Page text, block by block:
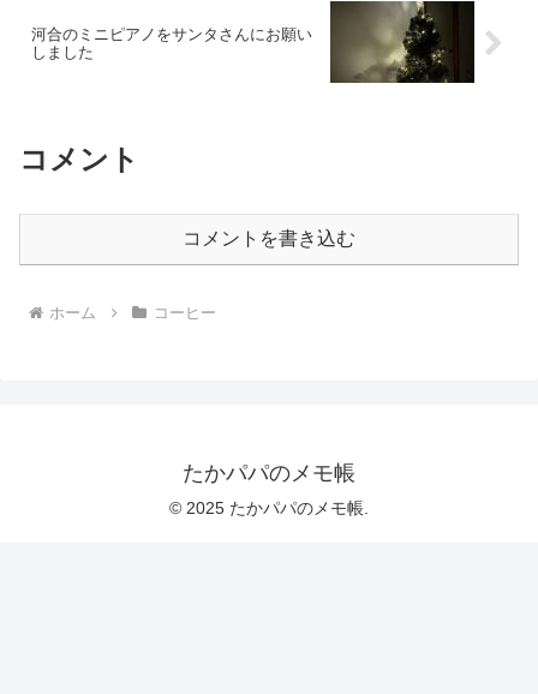
河合のミニピアノをサンタさんにお願い
しました
コメント
コメントを書き込む
ホーム コーヒー
たかパパのメモ帳
© 2025 たかパパのメモ帳.